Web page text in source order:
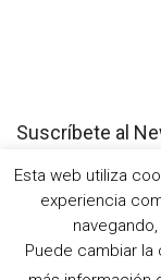
Suscríbete al
Esta web utiliza
experiencia
Puede cambiar